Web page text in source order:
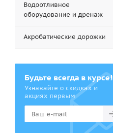
Водоотливное
оборудование и дренаж
Акробатические дорожки
Будьте всегда в курсе!
Узнавайте о скидках и
акциях первым